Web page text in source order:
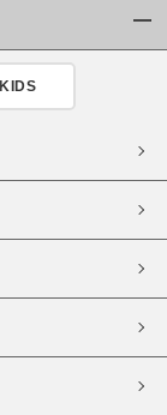
KIDS